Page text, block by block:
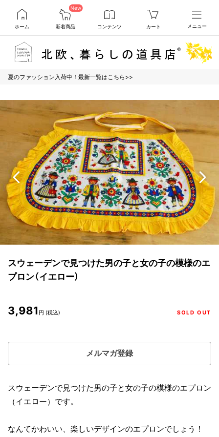
ホーム
New
新着商品 コンテンツ カート メニュー
夏のファッション入荷中！最新一覧はこちら>>
スウェーデンで見つけた男の子と女の子の模様のエ
プロン（イエロー）
3,981 円 (税込) SOLD OUT
メルマガ登録
スウェーデンで見つけた男の子と女の子の模様のエプロン
（イエロー）です。
なんてかわいい、楽しいデザインのエプロンでしょう！